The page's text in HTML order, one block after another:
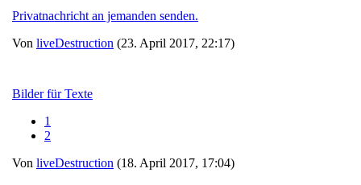
Privatnachricht an jemanden senden.
Von liveDestruction (23. April 2017, 22:17)
Bilder für Texte
1
2
Von liveDestruction (18. April 2017, 17:04)